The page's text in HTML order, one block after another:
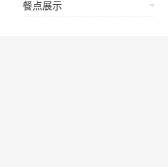
餐点展示